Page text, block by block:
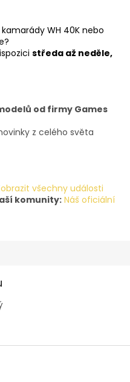
WH 40K nebo
středa až neděle,
od firmy Games
z celého světa
všechny události
komunity: Náš oficiální